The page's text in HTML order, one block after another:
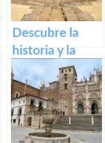
Descubre la
historia y la
belleza del
Teatro Romano
y Alcazaba de
Reina